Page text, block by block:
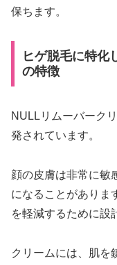
保ちます。
ヒゲ脱毛に特化
の特徴
NULLリムーバーク
発されています。
顔の皮膚は非常に敏
になることがありま
を軽減するために設
クリームには、肌を